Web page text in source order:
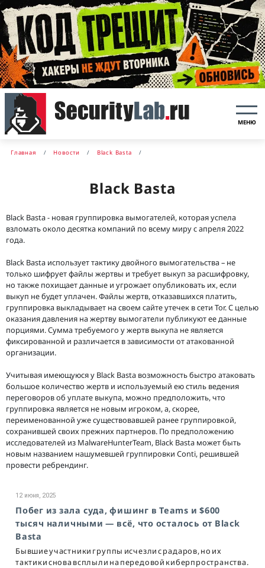
МЕНЮ
Главная Новости Black Basta
Black Basta
Black Basta - новая группировка вымогателей, которая успела
взломать около десятка компаний по всему миру с апреля 2022
года.
Black Basta использует тактику двойного вымогательства – не
только шифрует файлы жертвы и требует выкуп за расшифровку,
но также похищает данные и угрожает опубликовать их, если
выкуп не будет уплачен. Файлы жертв, отказавшихся платить,
группировка выкладывает на своем сайте утечек в сети Tor. С целью
оказания давления на жертву вымогатели публикуют ее данные
порциями. Сумма требуемого у жертв выкупа не является
фиксированной и различается в зависимости от атакованной
организации.
Учитывая имеющуюся у Black Basta возможность быстро атаковать
большое количество жертв и используемый ею стиль ведения
переговоров об уплате выкупа, можно предположить, что
группировка является не новым игроком, а, скорее,
переименованной уже существовавшей ранее группировкой,
сохранившей своих прежних партнеров. По предположению
исследователей из MalwareHunterTeam, Black Basta может быть
новым названием нашумевшей группировки Conti, решившей
провести ребрендинг.
12 июня, 2025
Побег из зала суда, фишинг в Teams и $600
тысяч наличными — всё, что осталось от Black
Basta
Бывшие участники группы исчезли с радаров, но их
тактики снова всплыли на передовой киберпространства.